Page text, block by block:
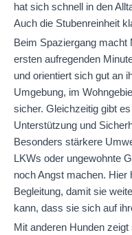
hat sich schnell in den
Auch die Stubenreinheit
Beim Spaziergang macht
ersten aufregenden
und orientiert sich gut an
Umgebung, im
sicher. Gleichzeitig gibt
Unterstützung und
Besonders stärkere
LKWs oder ungewohnte
noch Angst machen. Hier
Begleitung, damit sie
kann, dass sie sich auf
Mit anderen Hunden